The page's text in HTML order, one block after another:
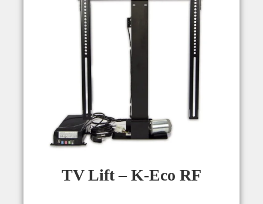
TV Lift – K-Eco RF